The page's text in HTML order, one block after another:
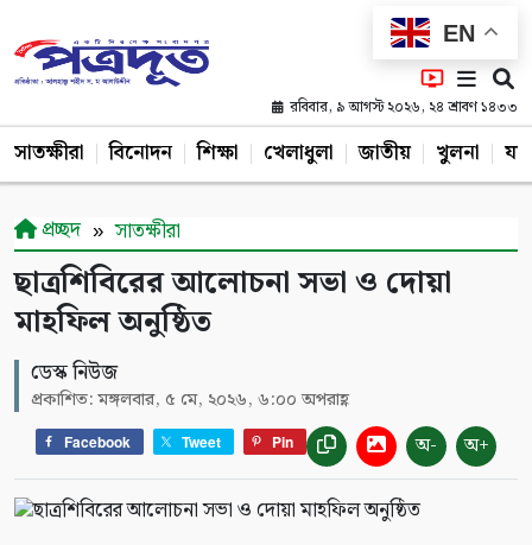
EN
রবিবার, ৯ আগস্ট ২০২৬, ২৪ শ্রাবণ ১৪৩৩
সাতক্ষীরা বিনোদন শিক্ষা খেলাধুলা জাতীয় খুলনা
প্রচ্ছদ সাতক্ষীরা
ছাত্রশিবিরের আলোচনা সভা ও দোয়া
মাহফিল অনুষ্ঠিত
ডেস্ক নিউজ
প্রকাশিত: মঙ্গলবার, ৫ মে, ২০২৬, ৬:০০ অপরাহ্ণ
Facebook Tweet Pin অ- অ+